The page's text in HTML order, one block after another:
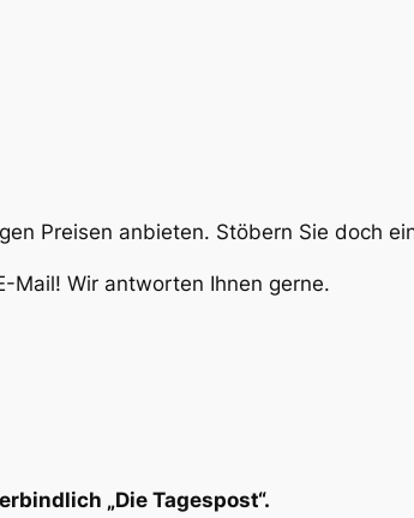
Preisen anbieten. Stöbern Sie doch
Mail! Wir antworten Ihnen gerne.
„Die Tagespost“.